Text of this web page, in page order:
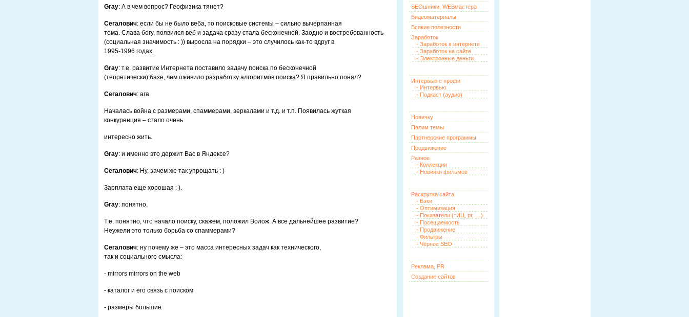
Gray: А в чем вопрос? Геофизика тянет?
Сегалович: если бы не было веба, то поисковые системы – сильно вычерпанная
тема. Слава богу, появился веб и задача сразу стала бесконечной. Заодно и востребованность
(социальная значимость : )) выросла на порядки – это случилось как-то вдруг в
1995-1996 годах.
Gray: т.е. развитие Интернета поставило задачу поиска по бесконечной
(теоретически) базе, чем оживило разработку алгоритмов поиска? Я правильно понял?
Сегалович: ага.
Началась война с размерами, спаммерами, зеркалами и т.д. и т.п. Появилась жуткая
конкуренция – стало очень
интересно жить.
Gray: и именно это держит Вас в Яндексе?
Сегалович: Ну, зачем же так упрощать : )
Зарплата еще хорошая : ).
Gray: понятно.
Т.е. понятно, что начало поиску, скажем, положил Волож. А все дальнейшее развитие?
Неужели это только борьба со спаммерами?
Сегалович: ну почему же – это масса интересных задач как технического,
так и социального смысла:
- mirrors mirrors on the web
- каталог и его связь с поиском
- размеры большие
SEOшники, WEBмастера
Видеоматериалы
Всякие полезности
Заработок
- Заработок в интернете
- Заработок на сайте
- Электронные деньги
Интервью с профи
- Интервью
- Подкаст (аудио)
Новичку
Палим темы
Партнерские программы
Продвижение
Разное
- Коллекции
- Новинки фильмов
Раскрутка сайта
- Бэки
- Оптимизация
- Показатели (тИЦ, pr, …)
- Посещаемость
- Продвижение
- Фильтры
- Чёрное SEO
Реклама, PR
Создание сайтов